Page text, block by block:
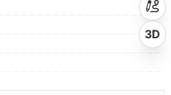
3D